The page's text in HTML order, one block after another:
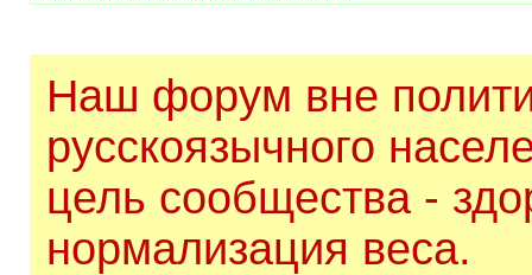
Наш форум вне
русскоязычного
цель сообщества -
нормализация веса.